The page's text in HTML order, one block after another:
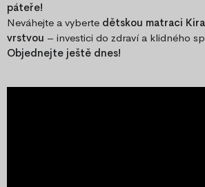
páteře!
Neváhejte a vyberte dětskou matraci
vrstvou – investici do zdraví a klidného
Objednejte ještě dnes!